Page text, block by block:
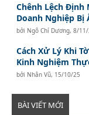
Chênh Lệch Định
Doanh Nghiệp Bị
bởi Ngô Chí Dương,8/11/
Cách Xử Lý Khi
Kinh Nghiệm
bởi Nhân Vũ, 15/10/25
BÀI VIẾT MỚI